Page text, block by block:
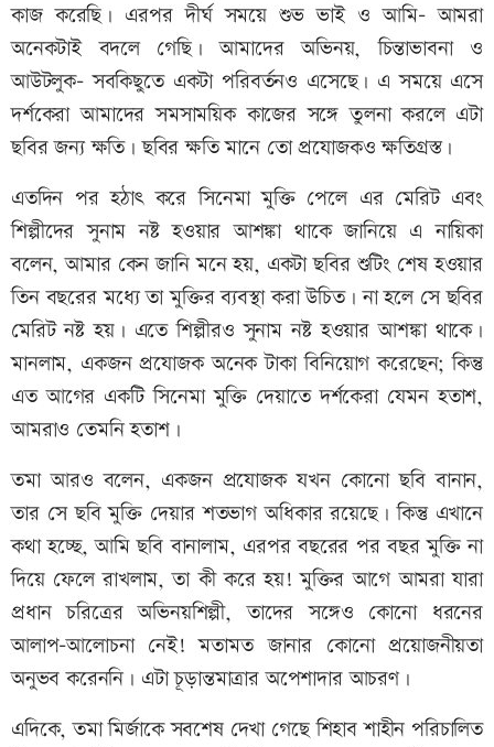
কাজ করেছি। এরপর দীর্ঘ সময়ে শুভ ভাই ও আমি- আমরা
অনেকটাই বদলে গেছি। আমাদের অভিনয়, চিন্তাভাবনা ও
আউটলুক- সবকিছুতে একটা পরিবর্তনও এসেছে। এ সময়ে এসে
দর্শকেরা আমাদের সমসাময়িক কাজের সঙ্গে তুলনা করলে এটা
ছবির জন্য ক্ষতি। ছবির ক্ষতি মানে তো প্রযোজকও ক্ষতিগ্রস্ত।
এতদিন পর হঠাৎ করে সিনেমা মুক্তি পেলে এর মেরিট এবং
শিল্পীদের সুনাম নষ্ট হওয়ার আশঙ্কা থাকে জানিয়ে এ নায়িকা
বলেন, আমার কেন জানি মনে হয়, একটা ছবির শুটিং শেষ হওয়ার
তিন বছরের মধ্যে তা মুক্তির ব্যবস্থা করা উচিত। না হলে সে ছবির
মেরিট নষ্ট হয়। এতে শিল্পীরও সুনাম নষ্ট হওয়ার আশঙ্কা থাকে।
মানলাম, একজন প্রযোজক অনেক টাকা বিনিয়োগ করেছেন; কিন্তু
এত আগের একটি সিনেমা মুক্তি দেয়াতে দর্শকেরা যেমন হতাশ,
আমরাও তেমনি হতাশ।
তমা আরও বলেন, একজন প্রযোজক যখন কোনো ছবি বানান,
তার সে ছবি মুক্তি দেয়ার শতভাগ অধিকার রয়েছে। কিন্তু এখানে
কথা হচ্ছে, আমি ছবি বানালাম, এরপর বছরের পর বছর মুক্তি না
দিয়ে ফেলে রাখলাম, তা কী করে হয়! মুক্তির আগে আমরা যারা
প্রধান চরিত্রের অভিনয়শিল্পী, তাদের সঙ্গেও কোনো ধরনের
আলাপ-আলোচনা নেই! মতামত জানার কোনো প্রয়োজনীয়তা
অনুভব করেননি। এটা চূড়ান্তমাত্রার অপেশাদার আচরণ।
এদিকে, তমা মির্জাকে সবশেষ দেখা গেছে শিহাব শাহীন পরিচালিত